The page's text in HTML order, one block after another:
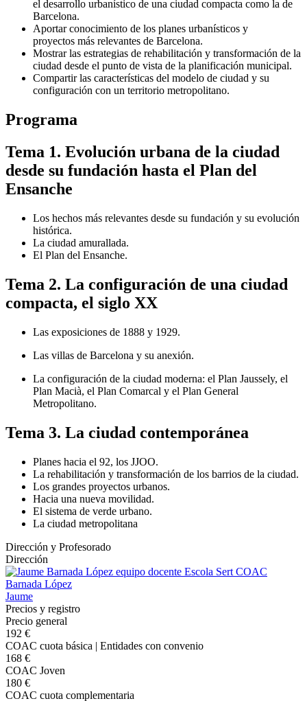
el desarrollo urbanístico de una ciudad compacta como la de
Barcelona.
Aportar conocimiento de los planes urbanísticos y
proyectos más relevantes de Barcelona.
Mostrar las estrategias de rehabilitación y transformación de la
ciudad desde el punto de vista de la planificación municipal.
Compartir las características del modelo de ciudad y su
configuración con un territorio metropolitano.
Programa
Tema 1. Evolución urbana de la ciudad
desde su fundación hasta el Plan del
Ensanche
Los hechos más relevantes desde su fundación y su evolución
histórica.
La ciudad amurallada.
El Plan del Ensanche.
Tema 2. La configuración de una ciudad
compacta, el siglo XX
Las exposiciones de 1888 y 1929.
Las villas de Barcelona y su anexión.
La configuración de la ciudad moderna: el Plan Jaussely, el
Plan Macià, el Plan Comarcal y el Plan General
Metropolitano.
Tema 3. La ciudad contemporánea
Planes hacia el 92, los JJOO.
La rehabilitación y transformación de los barrios de la ciudad.
Los grandes proyectos urbanos.
Hacia una nueva movilidad.
El sistema de verde urbano.
La ciudad metropolitana
Dirección y Profesorado
Dirección
Barnada López
Jaume
Precios y registro
Precio general
192 €
COAC cuota básica | Entidades con convenio
168 €
COAC Joven
180 €
COAC cuota complementaria